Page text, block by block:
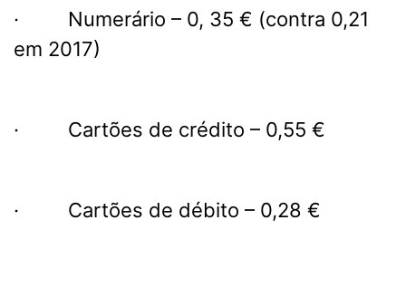
· Numerário – 0, 35 € (contra 0,21
em 2017)
· Cartões de crédito – 0,55 €
· Cartões de débito – 0,28 €